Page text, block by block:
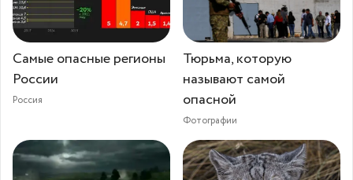
Самые опасные регионы
России
Россия
Тюрьма, которую
называют самой
опасной
Фотографии